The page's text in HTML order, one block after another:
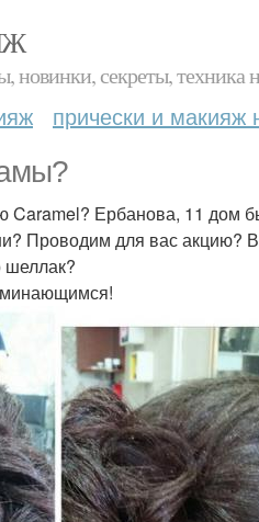
новинки, секреты, техника
прически и макияж
Ербанова, 11 дом
Проводим для вас акцию?
шеллак?